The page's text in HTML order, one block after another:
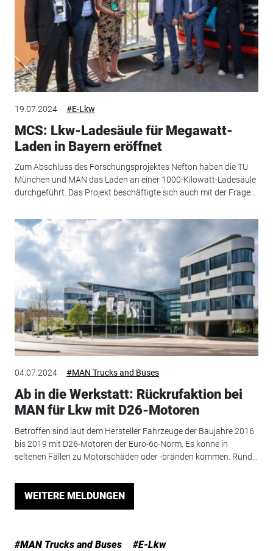
19.07.2024 #E-Lkw
MCS: Lkw-Ladesäule für Megawatt-
Laden in Bayern eröffnet
Zum Abschluss des Forschungsprojektes Nefton haben die TU
München und MAN das Laden an einer 1000-Kilowatt-Ladesäule
durchgeführt. Das Projekt beschäftigte sich auch mit der Frage...
04.07.2024 #MAN Trucks and Buses
Ab in die Werkstatt: Rückrufaktion bei
MAN für Lkw mit D26-Motoren
Betroffen sind laut dem Hersteller Fahrzeuge der Baujahre 2016
bis 2019 mit D26-Motoren der Euro-6c-Norm. Es könne in
seltenen Fällen zu Motorschäden oder -bränden kommen. Rund...
WEITERE MELDUNGEN
#MAN Trucks and Buses #E-Lkw